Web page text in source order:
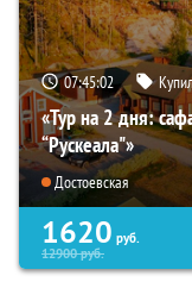
07:45:01
«Тур на 2 дня:
“Рускеала"»
Достоевская
1620 руб.
12900руб.